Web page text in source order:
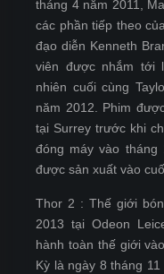
tháng 4 năm 2011,
các phần tiếp theo
đạo diễn Kenneth
viên được nhắm tới
nhiên cuối cùng
năm 2012. Phim
tại Surrey trước khi
đóng máy vào tháng
được sản xuất vào
Thor 2 : Thế giới
2013 tại Odeon
hành toàn thế giới
Kỳ là ngày 8 tháng